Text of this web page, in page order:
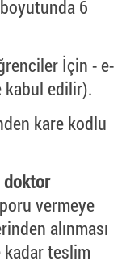
6
İçin - e-
kabul edilir).
kare kodlu
doktor
vermeye
alınması
teslim